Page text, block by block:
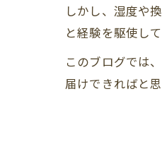
しかし、湿度や
と経験を駆使し
このブログでは
届けできればと思